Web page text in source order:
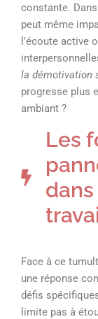
constante.
peut même
l’écoute active
la démotivation
progresse plus
ambiant ?
Les
Face à ce
une réponse
défis
limite pas à